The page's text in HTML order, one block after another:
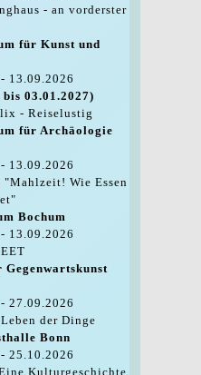
- an vorderster
für Kunst und
13.09.2026
03.01.2027)
- Reiselustig
für Archäologie
13.09.2026
Wie Essen
Bochum
13.09.2026
Gegenwartskunst
27.09.2026
der Dinge
Bonn
25.10.2026
Kulturgeschichte